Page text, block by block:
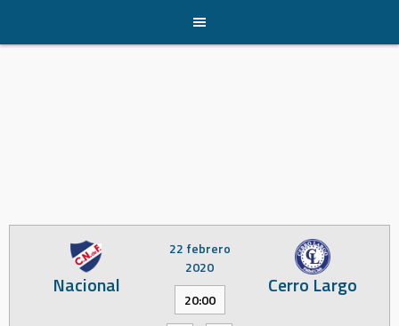
content
Nacional Cerro Largo
22 febrero
2020
20:00